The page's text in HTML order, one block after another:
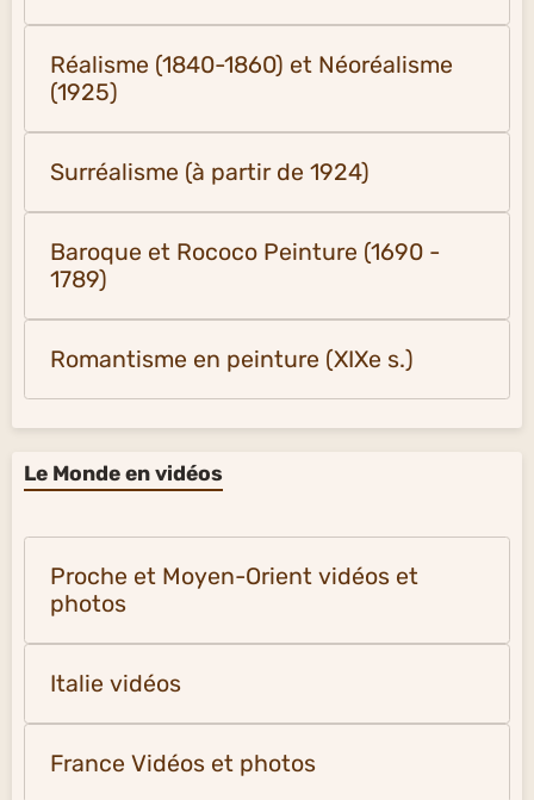
Réalisme (1840-1860) et Néoréalisme
(1925)
Surréalisme (à partir de 1924)
Baroque et Rococo Peinture (1690 -
1789)
Romantisme en peinture (XIXe s.)
Le Monde en vidéos
Proche et Moyen-Orient vidéos et
photos
Italie vidéos
France Vidéos et photos